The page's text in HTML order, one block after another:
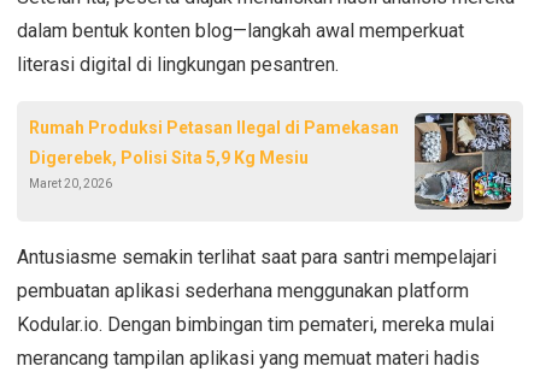
dalam bentuk konten blog—langkah awal memperkuat
literasi digital di lingkungan pesantren.
Rumah Produksi Petasan Ilegal di Pamekasan
Digerebek, Polisi Sita 5,9 Kg Mesiu
Maret 20, 2026
Antusiasme semakin terlihat saat para santri mempelajari
pembuatan aplikasi sederhana menggunakan platform
Kodular.io. Dengan bimbingan tim pemateri, mereka mulai
merancang tampilan aplikasi yang memuat materi hadis